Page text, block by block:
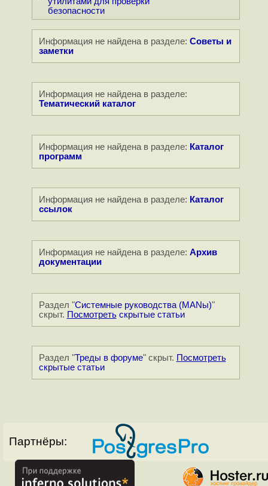
безопасности
Информация не найдена в разделе: Советы и
заметки
Информация не найдена в разделе:
Тематический каталог
Информация не найдена в разделе: Каталог
программ
Информация не найдена в разделе: Каталог
ссылок
Информация не найдена в разделе: Архив
документации
Раздел "Системные руководства (MANы)"
скрыт. Посмотретьскрытые статьи
Раздел "Треды в форуме" скрыт. Посмотреть
скрытые статьи
Партнёры: